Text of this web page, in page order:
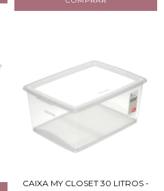
CAIXA MY CLOSET 30 LITROS -